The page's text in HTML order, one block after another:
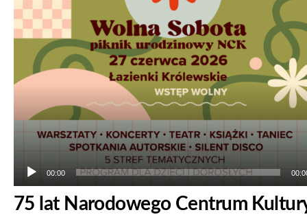
plików
dźwiękowych
00:00
75 lat Narodowego Centrum